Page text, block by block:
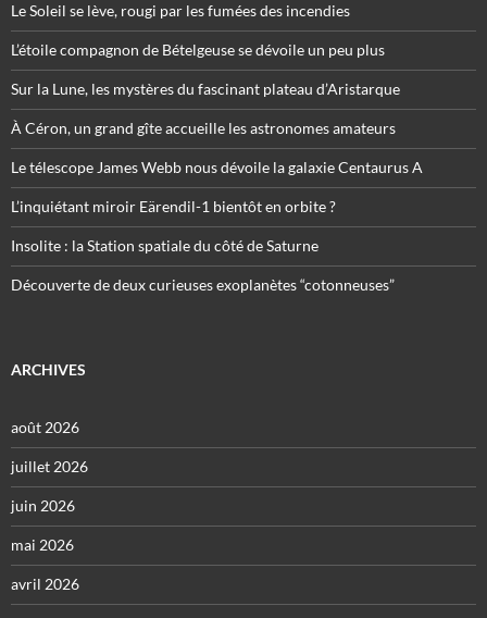
Le Soleil se lève, rougi par les fumées des incendies
L’étoile compagnon de Bételgeuse se dévoile un peu plus
Sur la Lune, les mystères du fascinant plateau d’Aristarque
À Céron, un grand gîte accueille les astronomes amateurs
Le télescope James Webb nous dévoile la galaxie Centaurus A
L’inquiétant miroir Eärendil-1 bientôt en orbite ?
Insolite : la Station spatiale du côté de Saturne
Découverte de deux curieuses exoplanètes “cotonneuses”
ARCHIVES
août 2026
juillet 2026
juin 2026
mai 2026
avril 2026